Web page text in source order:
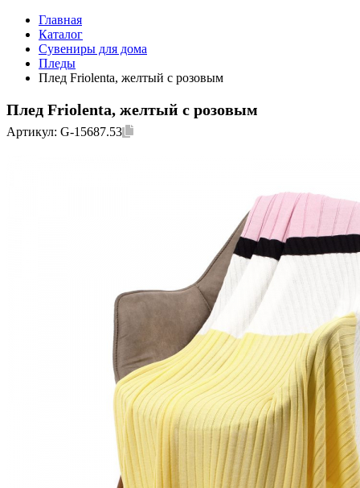
Главная
Каталог
Сувениры для дома
Пледы
Плед Friolenta, желтый с розовым
Плед Friolenta, желтый с розовым
Артикул: G-15687.53